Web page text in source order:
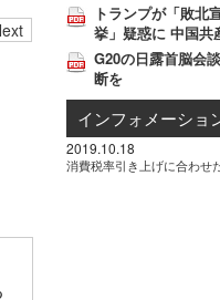
トランプが「敗北
挙」疑惑に 中国共
G20の日露首脳会
断を
インフォメーショ
2019.10.18
消費税率引き上げに合わせ